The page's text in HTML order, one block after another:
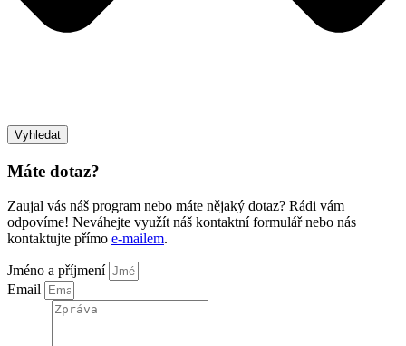
Vyhledat
Máte dotaz?
Zaujal vás náš program nebo máte nějaký dotaz? Rádi vám
odpovíme! Neváhejte využít náš kontaktní formulář nebo nás
kontaktujte přímo e-mailem.
Jméno a příjmení
Email